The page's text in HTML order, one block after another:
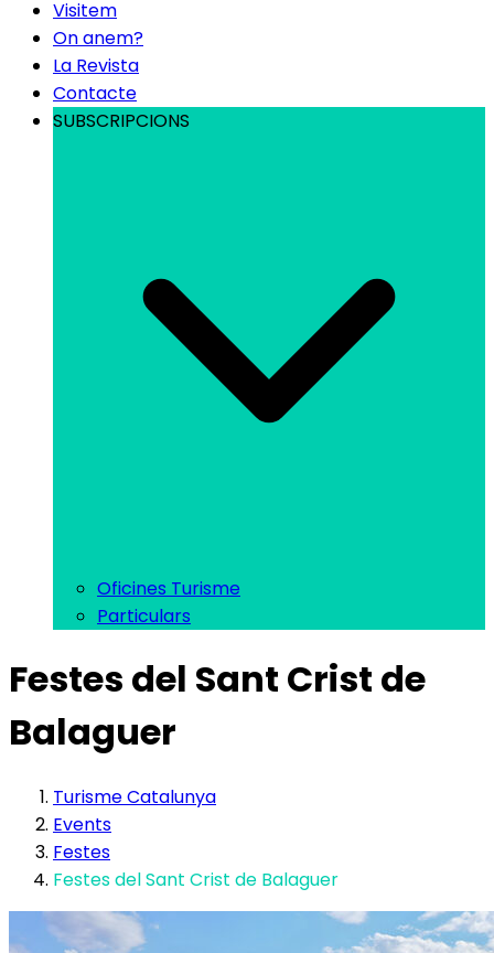
Visitem
On anem?
La Revista
Contacte
SUBSCRIPCIONS
Oficines Turisme
Particulars
Festes del Sant Crist de
Balaguer
Turisme Catalunya
Events
Festes
Festes del Sant Crist de Balaguer